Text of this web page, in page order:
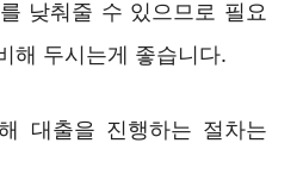
낮춰줄 수 있으므로 필요
해 두시는게 좋습니다.
대출을 진행하는 절차는